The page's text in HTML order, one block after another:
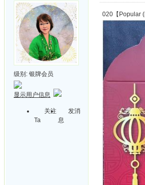
级别: 银牌会员
显示用户信息
关注
Ta
发消
息
020【Popular